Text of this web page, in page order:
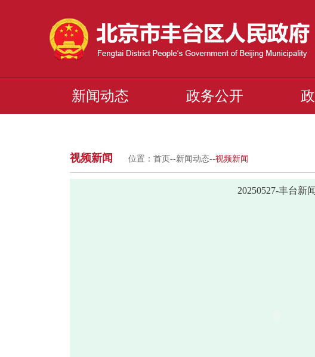
新闻动态 政务公开
视频新闻 位置： 首页 --新闻动态--视频新闻
20250527-丰台新闻